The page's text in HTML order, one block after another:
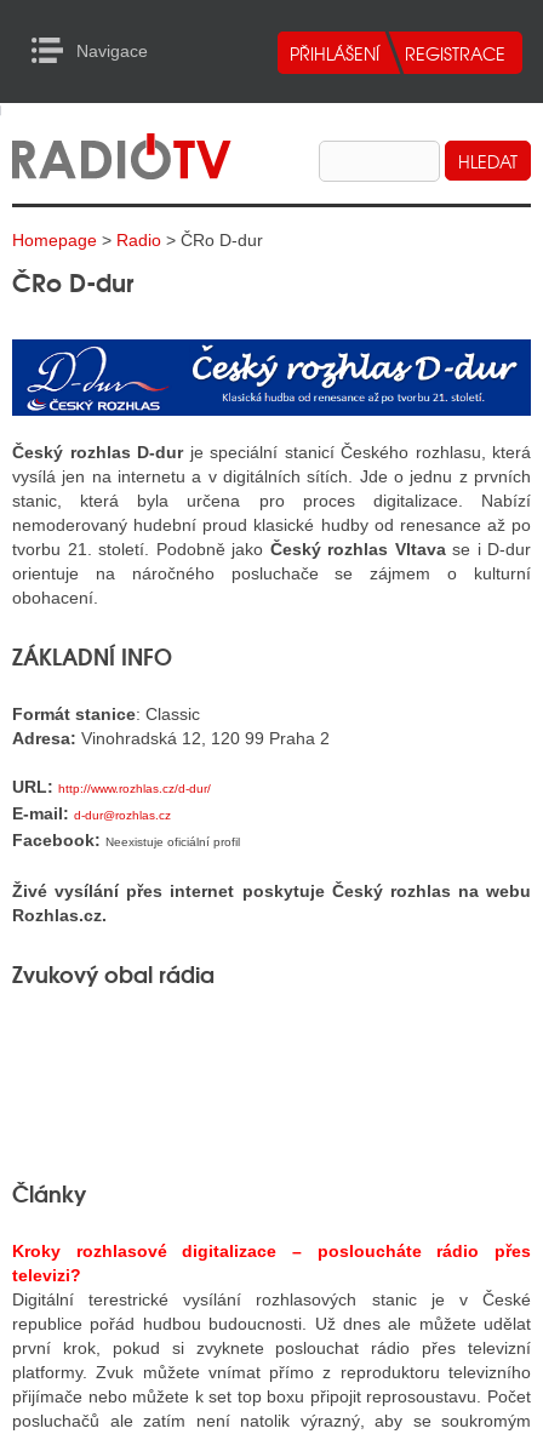
Navigace
RADIA
TELEVIZE
INTERNET
TISK
RADIA
RÁDIÍ
VYSÍLAČE
TELEVIZÍ
VYSÍLAČE
INTERNET
STRÁNKY RÁDIÍ
BLOGERA
DISKUTÉRA NA RADIOTV
to Content
Homepage > Radio > ČRo D-dur
ČRo D-dur
Český rozhlas D-durje speciální stanicí Českého rozhlasu, která
vysílá jen na internetu a v digitálních sítích. Jde o jednu z prvních
stanic, která byla určena pro proces digitalizace. Nabízí
nemoderovaný hudební proud klasické hudby od renesance až po
tvorbu 21. století. Podobně jako Český rozhlas Vltavase i D-dur
orientuje na náročného posluchače se zájmem o kulturní
obohacení.
ZÁKLADNÍ INFO
Formát stanice: Classic
Adresa: Vinohradská 12, 120 99 Praha 2
URL: http://www.rozhlas.cz/d-dur/
E-mail: d-dur@rozhlas.cz
Facebook: Neexistuje oficiální profil
Živé vysílání přes internet poskytuje Český rozhlas na webu
Rozhlas.cz.
Zvukový obal rádia
Články
Kroky rozhlasové digitalizace – posloucháte rádio přes
televizi?
Digitální terestrické vysílání rozhlasových stanic je v České
republice pořád hudbou budoucnosti. Už dnes ale můžete udělat
první krok, pokud si zvyknete poslouchat rádio přes televizní
platformy. Zvuk můžete vnímat přímo z reproduktoru televizního
přijímače nebo můžete k set top boxu připojit reprosoustavu. Počet
posluchačů ale zatím není natolik výrazný, aby se soukromým